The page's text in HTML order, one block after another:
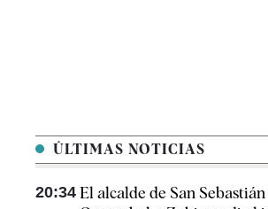
ÚLTIMAS NOTICIAS
20:34 El alcalde de San